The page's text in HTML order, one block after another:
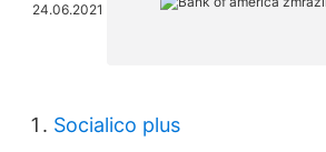
24.06.2021
Socialico plus